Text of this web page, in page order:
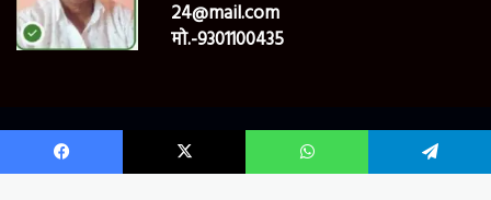
24@mail.com
मो.-9301100435
© Bharat24newsmpcg Copyright 2022, All Rights Reserved
Facebook X WhatsApp Telegram